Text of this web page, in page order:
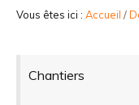
Vous êtes ici : Accueil /
Chantiers